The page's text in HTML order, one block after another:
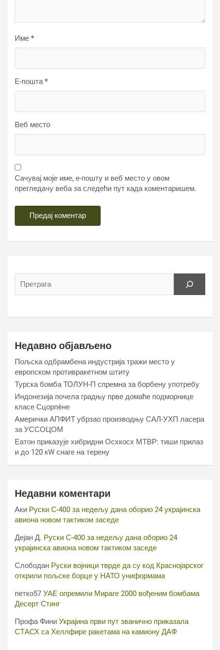
Име *
Е-пошта*
Веб место
Сачувај моје име, е-пошту и веб место у овом
прегледачу веба за следећи пут када коментаришем.
Недавно објављено
Пољска одбрамбена индустрија тражи место у
европском противракетном штиту
Турска бомба ТОЛУН-П спремна за борбену употребу
Индонезија почела градњу прве домаће подморнице
класе Сцорпèне
Амерички АПФИТ убрзао производњу САЛ-УХП ласера
за УССОЦОМ
Еатон приказује хибридни Осхкосх МТВР: тиши прилаз
и до 120 кW снаге на терену
Недавни коментари
Аки Руски С-400 за недељу дана оборио 24 украјинска
авиона новом тактиком заседе
Дејан Д. Руски С-400 за недељу дана оборио 24
украјинска авиона новом тактиком заседе
Слободан Руски војници тврде да су код Краснојарског
открили пољске борце у НАТО униформама
петко57 УАЕ опремили Мираге 2000 вођеним бомбама
Десерт Стинг
Профа Фини Украјина први пут званично приказала
СТАСХ са Хеллфире ракетама на камиону ДАФ